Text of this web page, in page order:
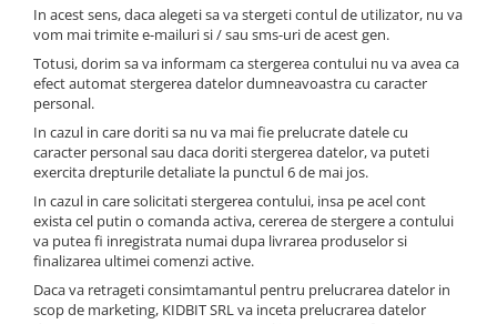
In acest sens, daca alegeti sa va stergeti contul de utilizator, nu va
vom mai trimite e-mailuri si / sau sms-uri de acest gen.
Totusi, dorim sa va informam ca stergerea contului nu va avea ca
efect automat stergerea datelor dumneavoastra cu caracter
personal.
In cazul in care doriti sa nu va mai fie prelucrate datele cu
caracter personal sau daca doriti stergerea datelor, va puteti
exercita drepturile detaliate la punctul 6 de mai jos.
In cazul in care solicitati stergerea contului, insa pe acel cont
exista cel putin o comanda activa, cererea de stergere a contului
va putea fi inregistrata numai dupa livrarea produselor si
finalizarea ultimei comenzi active.
Daca va retrageti consimtamantul pentru prelucrarea datelor in
scop de marketing, KIDBIT SRL va inceta prelucrarea datelor